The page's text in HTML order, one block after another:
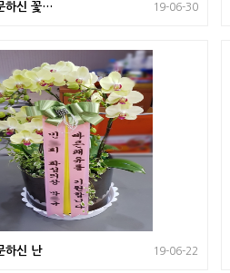
하신 꽃바
19-06-30
하신 난 19-06-22